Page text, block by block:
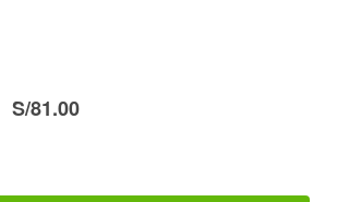
S/81.00